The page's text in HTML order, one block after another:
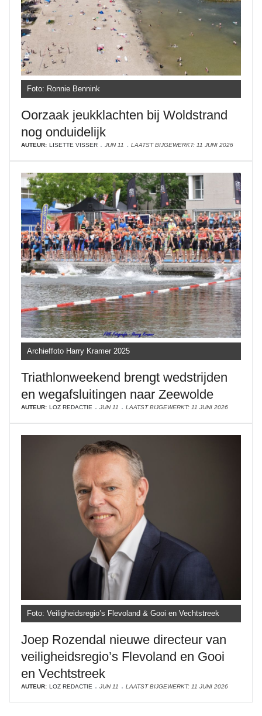
Foto: Ronnie Bennink
Oorzaak jeukklachten bij Woldstrand
nog onduidelijk
AUTEUR: LISETTE VISSER JUN 11 LAATST BIJGEWERKT: 11 JUNI 2026
Archieffoto Harry Kramer 2025
Triathlonweekend brengt wedstrijden
en wegafsluitingen naar Zeewolde
AUTEUR: LOZ REDACTIE JUN 11 LAATST BIJGEWERKT: 11 JUNI 2026
Foto: Veiligheidsregio’s Flevoland & Gooi en Vechtstreek
Joep Rozendal nieuwe directeur van
veiligheidsregio’s Flevoland en Gooi
en Vechtstreek
AUTEUR: LOZ REDACTIE JUN 11 LAATST BIJGEWERKT: 11 JUNI 2026